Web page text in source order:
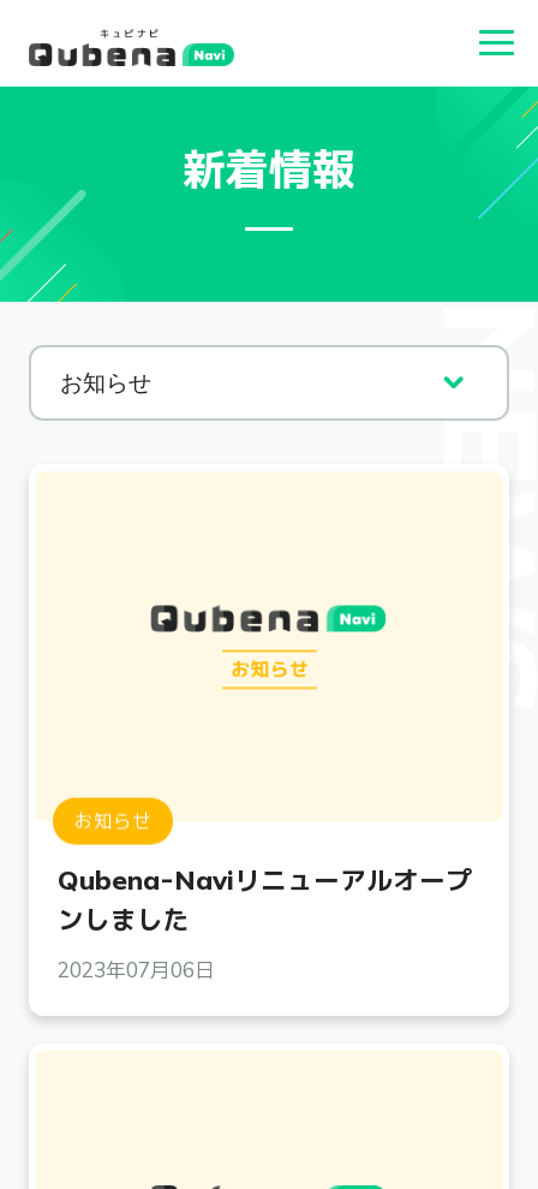
新着情報
お知らせ
Qubena-Naviリニューアルオープ
ンしました
2023年07月06日